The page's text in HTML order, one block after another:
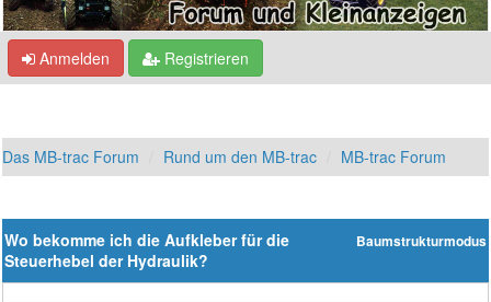
Anmelden Registrieren
Das MB-trac Forum Rund um den MB-trac MB-trac Forum
Baumstrukturmodus
Wo bekomme ich die Aufkleber für die
Steuerhebel der Hydraulik?